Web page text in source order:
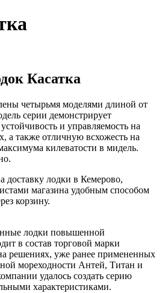
лодки повышенной
в состав торговой марки
решениях, уже ранее примененных
мореходности Антей, Титан и
удалось создать серию
характеристиками.
Касатка
четырьмя моделями длиной от
серии демонстрирует
и управляемость на
а также отличную всхожесть на
килеватости в мидель.
доставку лодки в Кемерово,
магазина удобным способом
корзину.